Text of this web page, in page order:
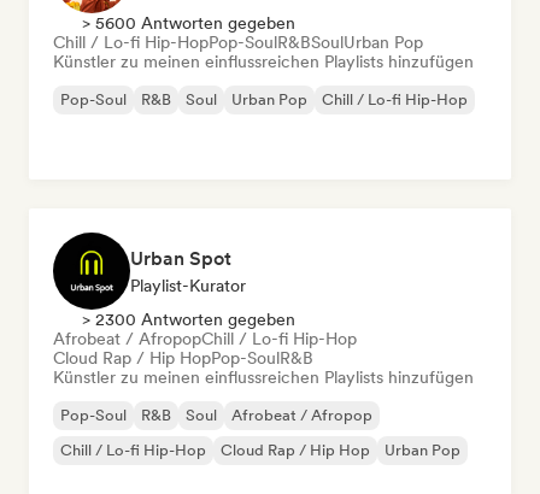
> 5600 Antworten gegeben
Chill / Lo-fi Hip-HopPop-SoulR&BSoulUrban Pop
Künstler zu meinen einflussreichen Playlists hinzufügen
Pop-Soul R&B Soul Urban Pop Chill / Lo-fi Hip-Hop
Urban Spot
Playlist-Kurator
> 2300 Antworten gegeben
Afrobeat / AfropopChill / Lo-fi Hip-Hop
Cloud Rap / Hip HopPop-SoulR&B
Künstler zu meinen einflussreichen Playlists hinzufügen
Pop-Soul R&B Soul
Afrobeat / Afropop
Chill / Lo-fi Hip-Hop
Cloud Rap / Hip Hop Urban Pop